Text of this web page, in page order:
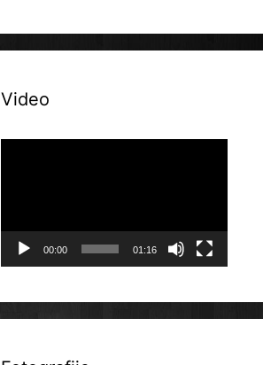
Video
00:00 01:16